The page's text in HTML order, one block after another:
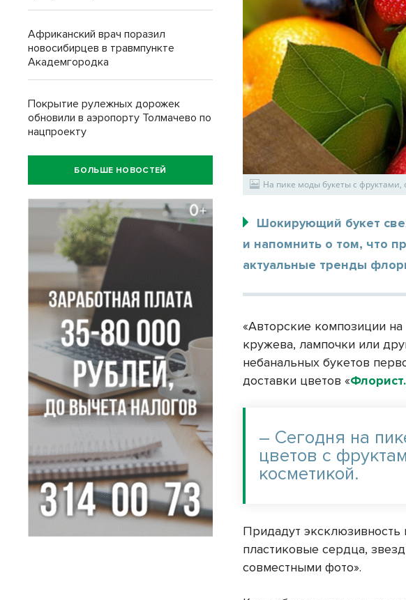
На пике моды букеты с фруктами,
Шокирующий букет
и напомнить о том, что
актуальные тренды
«Авторские композиции
кружева, лампочки или
небанальных букетов
доставки цветов «
– Сегодня на
цветов с
косметикой.
Придадут эксклюзивность
пластиковые сердца,
совместными фото».
Африканский врач поразил
новосибирцев в травмпункте
Академгородка
Покрытие рулежных дорожек
обновили в аэропорту Толмачево по
нацпроекту
БОЛЬШЕ НОВОСТЕЙ